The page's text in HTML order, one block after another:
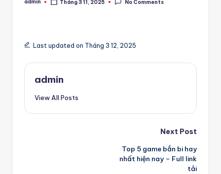
Posted
admin Tháng 3 11, 2025 No Comments
Last updated on Tháng 3 12, 2025
admin
View All Posts
Next Post
Top 5 game bắn bi hay
nhất hiện nay – Full link
tải